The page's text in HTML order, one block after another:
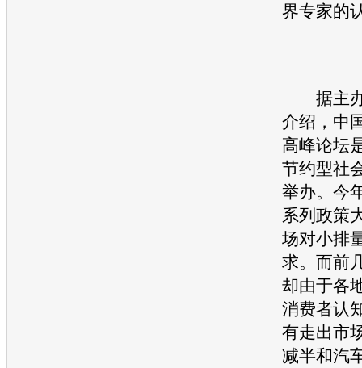
界专家的
据主办
介绍，中
高峰论坛
节约型社
举办。今
系列政策
场对小排
求。而前
却由于各
消费者认
有走出市
减半和汽